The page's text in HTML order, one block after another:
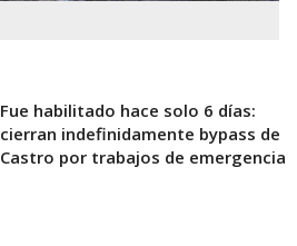
Fue habilitado hace solo 6 días:
cierran indefinidamente bypass de
Castro por trabajos de emergencia